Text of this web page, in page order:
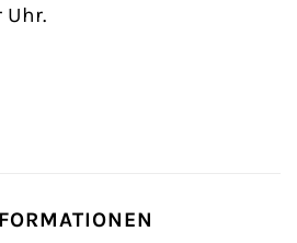
Uhr.